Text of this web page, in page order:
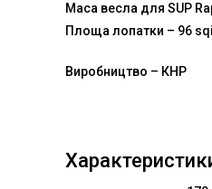
Маса весла для SUP
Площа лопатки – 96 sqi
Виробництво – КНР